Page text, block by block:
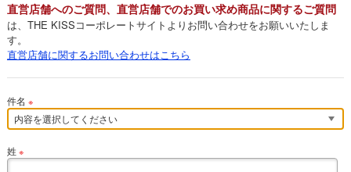
直営店舗へのご質問、直営店舗でのお買い求め商品に関するご質問
は、THE KISSコーポレートサイトよりお問い合わせをお願いいたしま
す。
直営店舗に関するお問い合わせはこちら
件名 ※
姓 ※